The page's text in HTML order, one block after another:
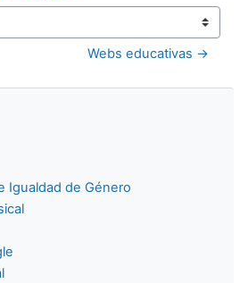
Webs educativas →
Igualdad de Género